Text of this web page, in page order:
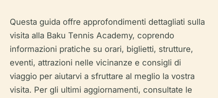
Questa guida offre approfondimenti dettagliati sulla
visita alla Baku Tennis Academy, coprendo
informazioni pratiche su orari, biglietti, strutture,
eventi, attrazioni nelle vicinanze e consigli di
viaggio per aiutarvi a sfruttare al meglio la vostra
visita. Per gli ultimi aggiornamenti, consultate le